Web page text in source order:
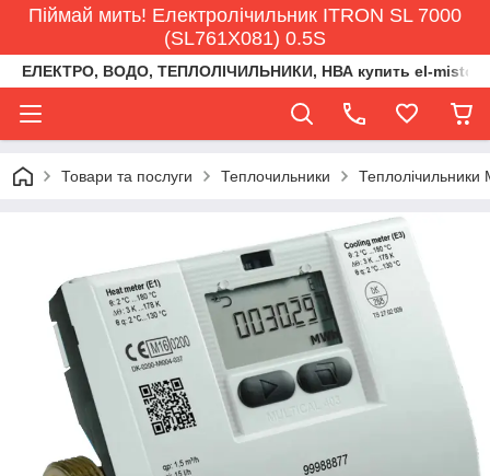
Піймай мить! Електролічильник ITRON SL 7000
(SL761X081) 0.5S
ЕЛЕКТРО, ВОДО, ТЕПЛОЛІЧИЛЬНИКИ, НВА купить el-
Товари та послуги Теплочильники Теплолічильники